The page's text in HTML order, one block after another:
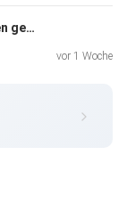
Das sollte den Genossen zu denken geben
vor 1 Woche